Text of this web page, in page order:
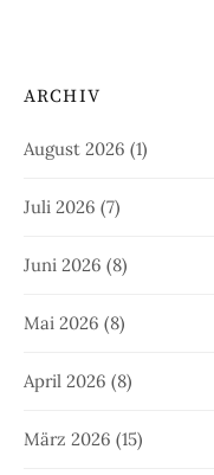
ARCHIV
August 2026 (1)
Juli 2026 (7)
Juni 2026 (8)
Mai 2026 (8)
April 2026 (8)
März 2026 (15)